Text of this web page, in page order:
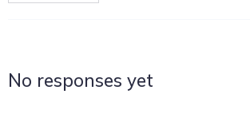
No responses yet